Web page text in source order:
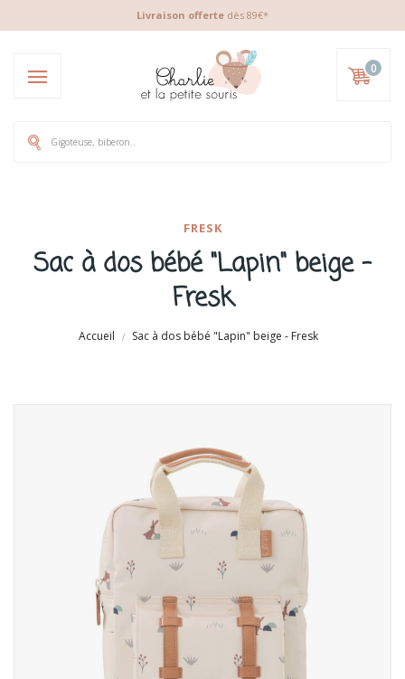
Livraison offerte dès 89€*
0
FRESK
Sac à dos bébé "Lapin" beige -
Fresk
Accueil Sac à dos bébé "Lapin" beige - Fresk